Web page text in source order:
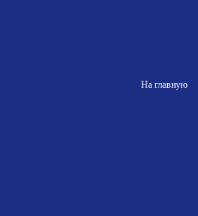
На главную